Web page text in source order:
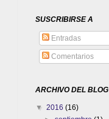
SUSCRIBIRSE A
Entradas
Comentarios
ARCHIVO DEL BLOG
▼ 2016 (16)